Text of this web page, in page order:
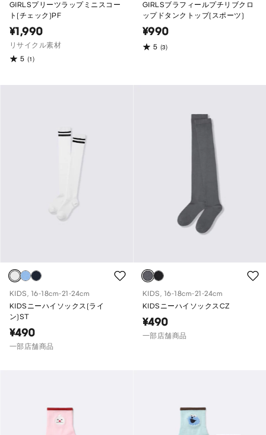
GIRLSプリーツラップミニスコー
ト(チェック)PF
¥1,990
リサイクル素材
5 (1)
GIRLSブラフィールプチリブクロ
ップドタンクトップ(スポーツ)
¥990
5 (3)
KIDS, 16-18cm-21-24cm
KIDSニーハイソックス(ライ
ン)ST
¥490
一部店舗商品
KIDS, 16-18cm-21-24cm
KIDSニーハイソックスCZ
¥490
一部店舗商品